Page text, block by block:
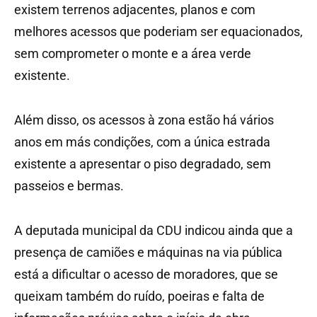
existem terrenos adjacentes, planos e com
melhores acessos que poderiam ser equacionados,
sem comprometer o monte e a área verde
existente.
Além disso, os acessos à zona estão há vários
anos em más condições, com a única estrada
existente a apresentar o piso degradado, sem
passeios e bermas.
A deputada municipal da CDU indicou ainda que a
presença de camiões e máquinas na via pública
está a dificultar o acesso de moradores, que se
queixam também do ruído, poeiras e falta de